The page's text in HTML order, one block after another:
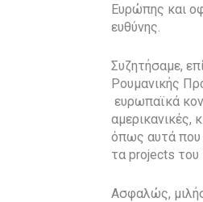
Ευρώπης και
ευθύνης.
Συζητήσαμε,
Ρουμανικής
ευρωπαϊκά
αμερικανικές,
όπως αυτά που
τα projects του
Ασφαλώς,